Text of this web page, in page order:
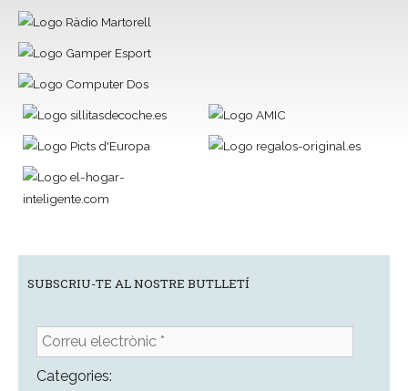
SUBSCRIU-TE AL NOSTRE BUTLLETÍ
Correu
electrònic
*Categories: